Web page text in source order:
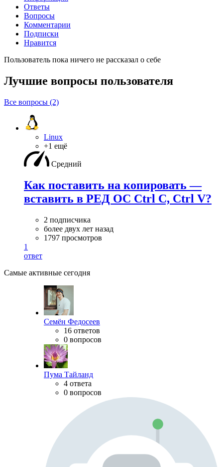
Ответы
Вопросы
Комментарии
Подписки
Нравится
Пользователь пока ничего не рассказал о себе
Лучшие вопросы пользователя
Все вопросы (2)
Linux
+1 ещё
Средний
Как поставить на копировать —
вставить в РЕД ОС Ctrl C, Ctrl V?
2 подписчика
более двух лет назад
1797 просмотров
1
ответ
Самые активные сегодня
Семён Федосеев
16 ответов
0 вопросов
Пума Тайланд
4 ответа
0 вопросов